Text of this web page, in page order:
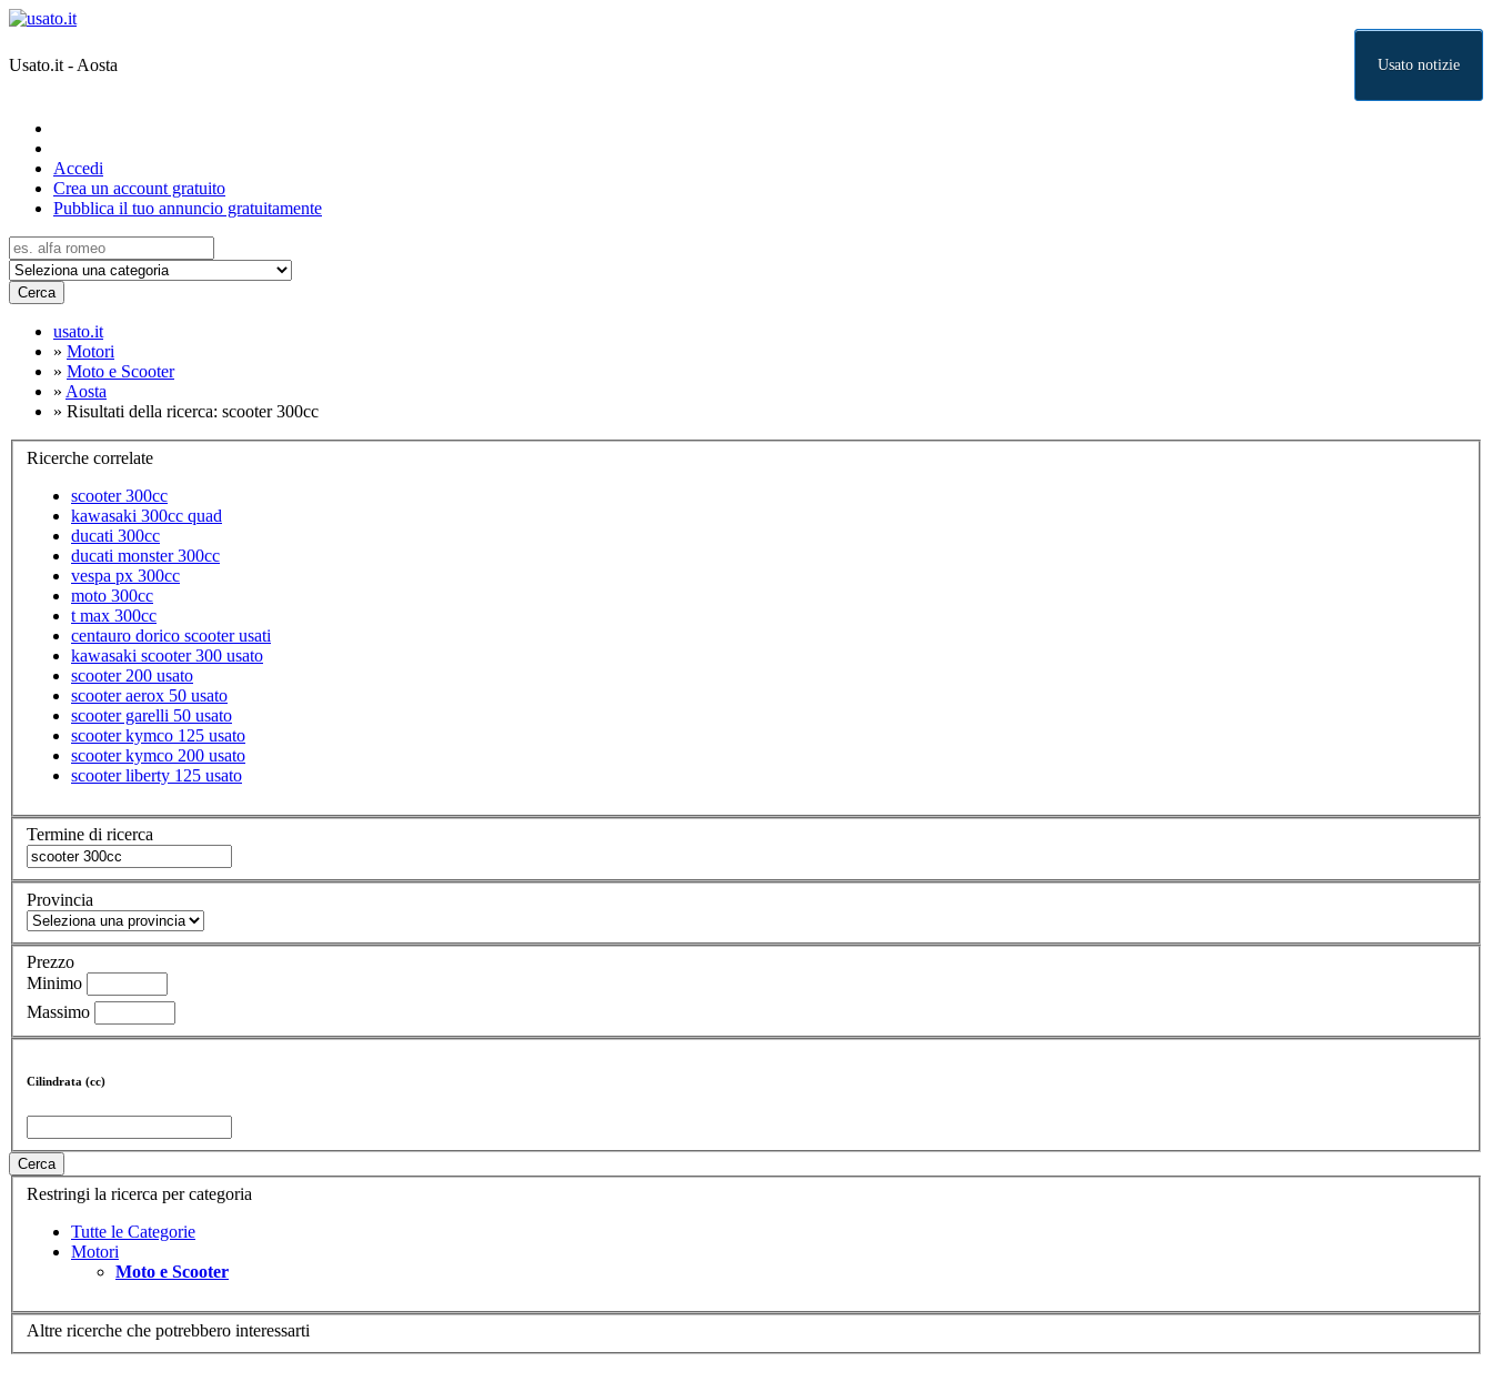
Usato.it - Aosta Usato notizie
Accedi
Crea un account gratuito
Pubblica il tuo annuncio gratuitamente
Cerca
usato.it
» Motori
» Moto e Scooter
» Aosta
» Risultati della ricerca: scooter 300cc
Ricerche correlate
scooter 300cc
kawasaki 300cc quad
ducati 300cc
ducati monster 300cc
vespa px 300cc
moto 300cc
t max 300cc
centauro dorico scooter usati
kawasaki scooter 300 usato
scooter 200 usato
scooter aerox 50 usato
scooter garelli 50 usato
scooter kymco 125 usato
scooter kymco 200 usato
scooter liberty 125 usato
Termine di ricerca
Provincia
Prezzo
Minimo
Massimo
Cilindrata (cc)
Cerca
Restringi la ricerca per categoria
Tutte le Categorie
Motori
Moto e Scooter
Altre ricerche che potrebbero interessarti